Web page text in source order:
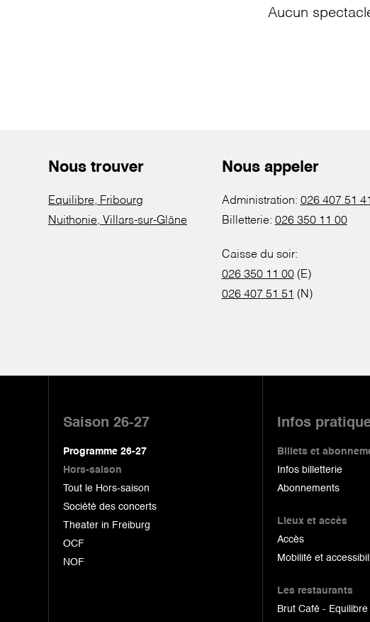
Aucun
Nous trouver
Equilibre, Fribourg
Nuithonie, Villars-sur-Glâne
Nous appeler
Administration: 026 407 51 41
Billetterie: 026 350 11 00
Caisse du soir:
026 350 11 00(E)
026 407 51 51 (N)
Saison 26-27
Programme 26-27
Hors-saison
Tout le Hors-saison
Société des concerts
Theater in Freiburg
OCF
NOF
Infos
Billets et
Infos billetterie
Abonnements
Lieux et accès
Accès
Mobilité et
Les restaurants
Brut Café - Equilibre